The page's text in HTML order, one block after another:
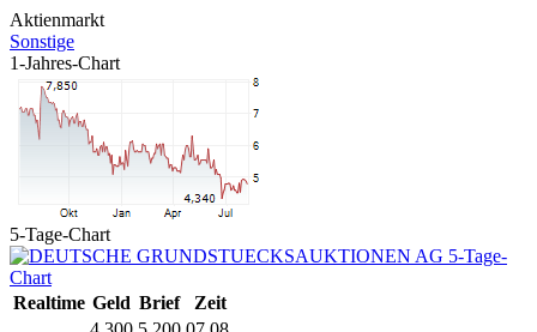
Aktienmarkt
Sonstige
1-Jahres-Chart
5-Tage-Chart
Realtime Geld Brief
Zeit